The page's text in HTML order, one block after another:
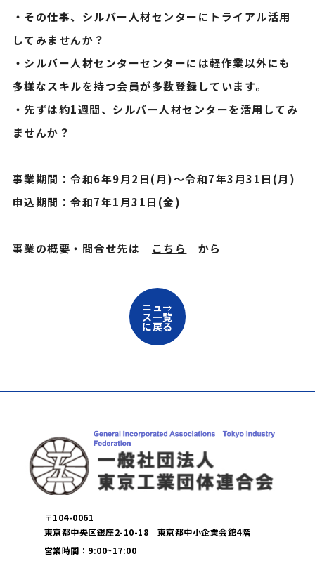
・その仕事、シルバー人材センターにトライアル活用
してみませんか？
・シルバー人材センターセンターには軽作業以外にも
多様なスキルを持つ会員が多数登録しています。
・先ずは約1週間、シルバー人材センターを活用してみ
ませんか？
事業期間：令和6年9月2日(月)～令和7年3月31日(月)
申込期間：令和7年1月31日(金)
事業の概要・問合せ先は こちら から
ニュー
ス一覧
に戻る
〒104-0061
東京都中央区銀座2-10-18 東京都中小企業会館4階
営業時間：9:00~17:00